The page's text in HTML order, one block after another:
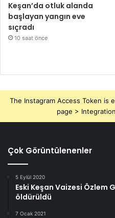
Keşan’da otluk alanda
başlayan yangın eve
sıçradı
10 saat önce
The Instagram Access Token is
page >
Çok Görüntülenenler
5 Eylül 2020
Eski Keşan Vaizesi Özlem
öldürüldü
7 Ocak 2021